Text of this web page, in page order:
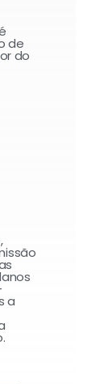
de
do
a